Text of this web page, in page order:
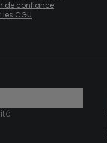
de confiance
CGU